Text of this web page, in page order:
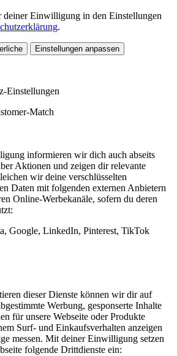
Einwilligung in den Einstellungen
.
Einstellungen anpassen
Einstellungen
Match
informieren wir dich auch abseits
Aktionen und zeigen dir relevante
wir deine verschlüsselten
Daten mit folgenden externen Anbietern
Online-Werbekanäle, sofern du deren
Google, LinkedIn, Pinterest, TikTok
dieser Dienste können wir dir auf
Werbung, gesponserte Inhalte
für unsere Webseite oder Produkte
Surf- und Einkaufsverhalten anzeigen
messen. Mit deiner Einwilligung setzen
folgende Drittdienste ein: